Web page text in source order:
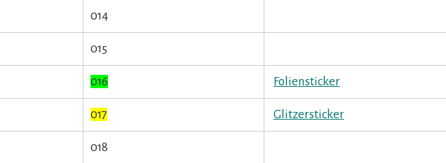
014
015
016 Foliensticker
017 Glitzersticker
018